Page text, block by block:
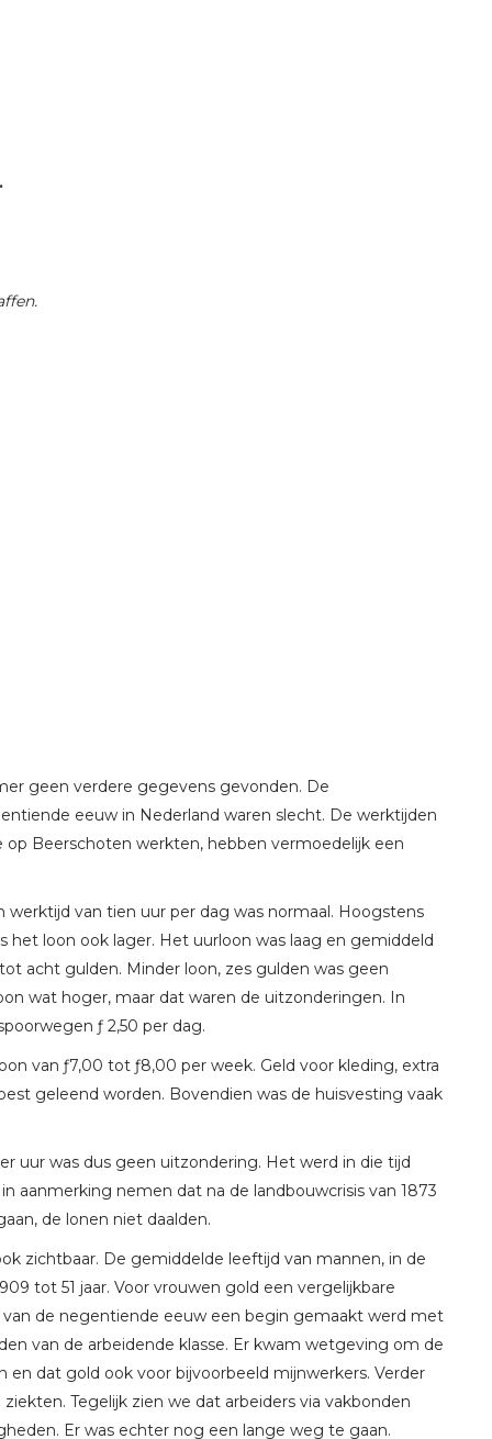
geen verdere gegevens gevonden. De
eeuw in Nederland waren slecht. De werktijden
Beerschoten werkten, hebben vermoedelijk een
van tien uur per dag was normaal. Hoogstens
het loon ook lager. Het uurloon was laag en gemiddeld
acht gulden. Minder loon, zes gulden was geen
wat hoger, maar dat waren de uitzonderingen. In
ƒ 2,50 per dag.
van ƒ7,00 tot ƒ8,00 per week. Geld voor kleding, extra
geleend worden. Bovendien was de huisvesting vaak
uur was dus geen uitzondering. Het werd in die tijd
aanmerking nemen dat na de landbouwcrisis van 1873
de lonen niet daalden.
zichtbaar. De gemiddelde leeftijd van mannen, in de
tot 51 jaar. Voor vrouwen gold een vergelijkbare
de negentiende eeuw een begin gemaakt werd met
van de arbeidende klasse. Er kwam wetgeving om de
dat gold ook voor bijvoorbeeld mijnwerkers. Verder
Tegelijk zien we dat arbeiders via vakbonden
Er was echter nog een lange weg te gaan.